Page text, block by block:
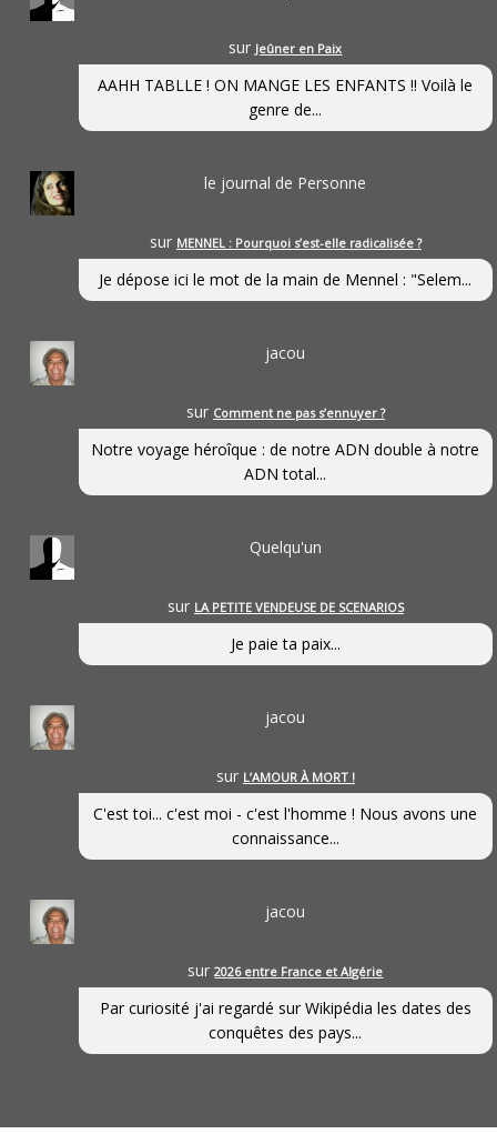
sur Jeûner en Paix
AAHH TABLLE ! ON MANGE LES ENFANTS !! Voilà le
genre de...
le journal de Personne
sur MENNEL : Pourquoi s’est-elle radicalisée ?
Je dépose ici le mot de la main de Mennel : "Selem...
jacou
sur Comment ne pas s’ennuyer ?
Notre voyage héroîque : de notre ADN double à notre
ADN total...
Quelqu'un
sur LA PETITE VENDEUSE DE SCENARIOS
Je paie ta paix...
jacou
sur L’AMOUR À MORT !
C'est toi... c'est moi - c'est l'homme ! Nous avons une
connaissance...
jacou
sur2026 entre France et Algérie
Par curiosité j'ai regardé sur Wikipédia les dates des
conquêtes des pays...